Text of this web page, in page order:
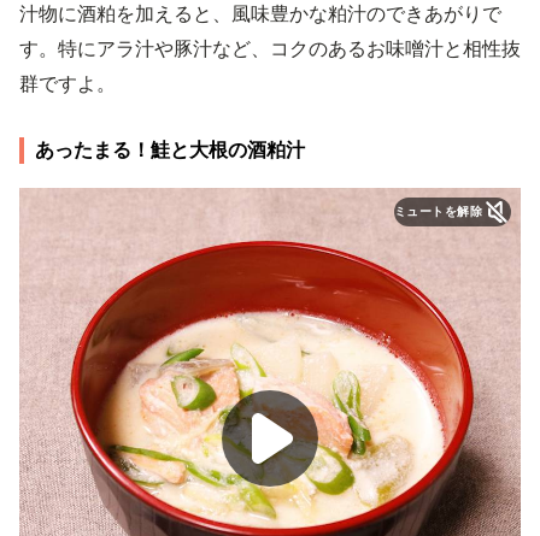
汁物に酒粕を加えると、風味豊かな粕汁のできあがりで
す。特にアラ汁や豚汁など、コクのあるお味噌汁と相性抜
群ですよ。
あったまる！鮭と大根の酒粕汁
ミュートを解除